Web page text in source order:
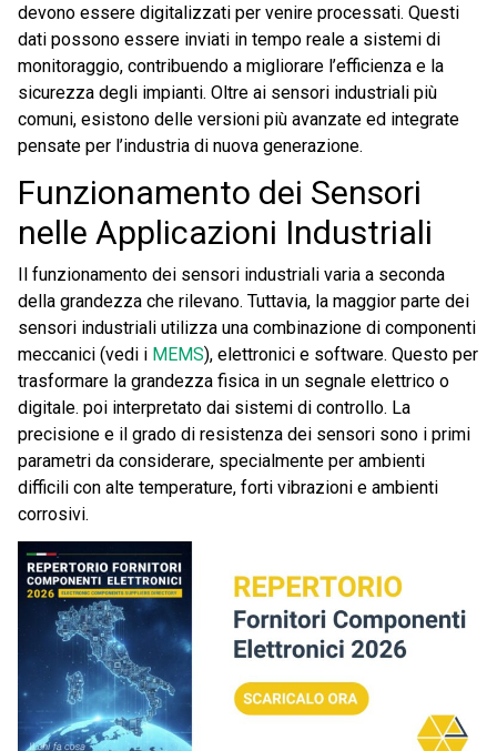
devono essere digitalizzati per venire processati. Questi
dati possono essere inviati in tempo reale a sistemi di
monitoraggio, contribuendo a migliorare l’efficienza e la
sicurezza degli impianti. Oltre ai sensori industriali più
comuni, esistono delle versioni più avanzate ed integrate
pensate per l’industria di nuova generazione.
Funzionamento dei Sensori
nelle Applicazioni Industriali
Il funzionamento dei sensori industriali varia a seconda
della grandezza che rilevano. Tuttavia, la maggior parte dei
sensori industriali utilizza una combinazione di componenti
meccanici (vedi i MEMS), elettronici e software. Questo per
trasformare la grandezza fisica in un segnale elettrico o
digitale. poi interpretato dai sistemi di controllo. La
precisione e il grado di resistenza dei sensori sono i primi
parametri da considerare, specialmente per ambienti
difficili con alte temperature, forti vibrazioni e ambienti
corrosivi.